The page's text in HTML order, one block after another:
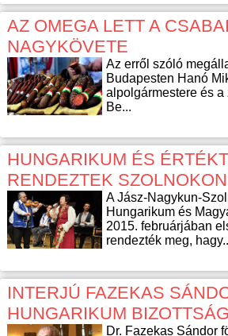
AZ OMEGA LETT A
NAGYKÖVETE
Az erről szóló
Budapesten Hanó
alpolgármestere és a
Be...
HUNGARIKUM ÉS
RENDEZTEK SZOLNOKON
A Jász-Nagykun-
Hungarikum és
2015. februárjában
rendezték meg,
INTERJÚ FAZEKAS
HUNGARIKUM
Dr. Fazekas Sándor